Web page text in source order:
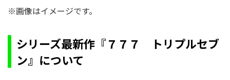
※画像はイメージです。
シリーズ最新作『７７７ トリプルセブ
ン』について